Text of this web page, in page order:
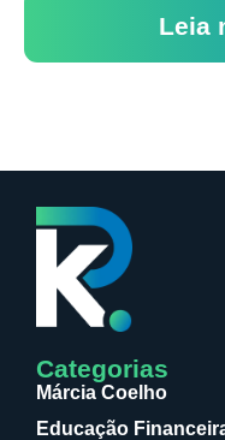
Leia
Categorias
Márcia Coelho
Educação